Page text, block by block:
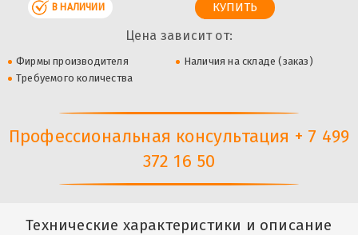
В НАЛИЧИИ
Цена зависит от:
Фирмы производителя
Наличия на складе (заказ)
Требуемого количества
Профессиональная консультация + 7 499
372 16 50
Технические характеристики и описание